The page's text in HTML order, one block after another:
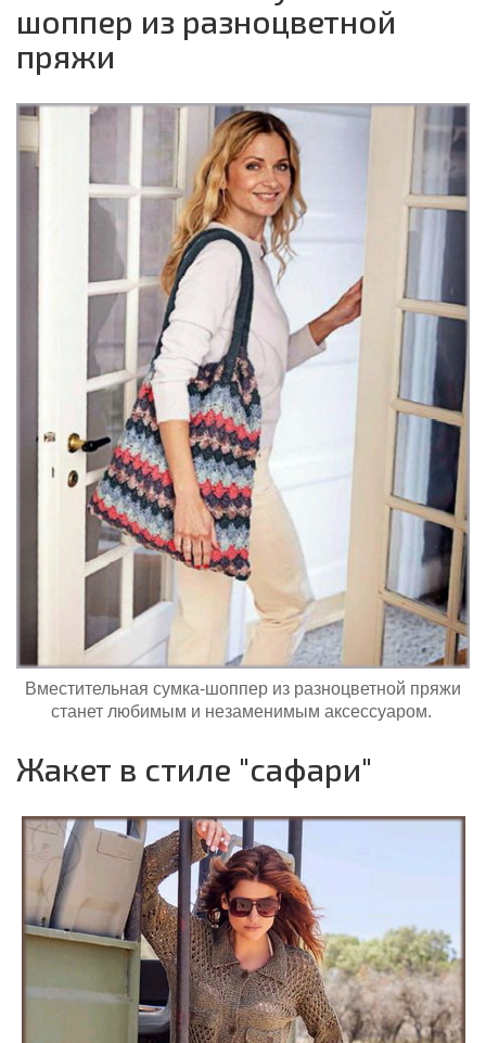
шоппер из разноцветной
пряжи
Вместительная сумка-шоппер из разноцветной пряжи
станет любимым и незаменимым аксессуаром.
Жакет в стиле "сафари"